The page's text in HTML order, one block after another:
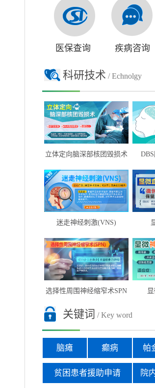
医保查询 疾病咨询
科研技术 / Echnolgy
立体定向脑深部核团毁损术
迷走神经刺激(VNS)
选择性周围神经缩窄术SPN
关键词 / Key word
脑瘫 癫病 帕
贫困患者援助申请 院